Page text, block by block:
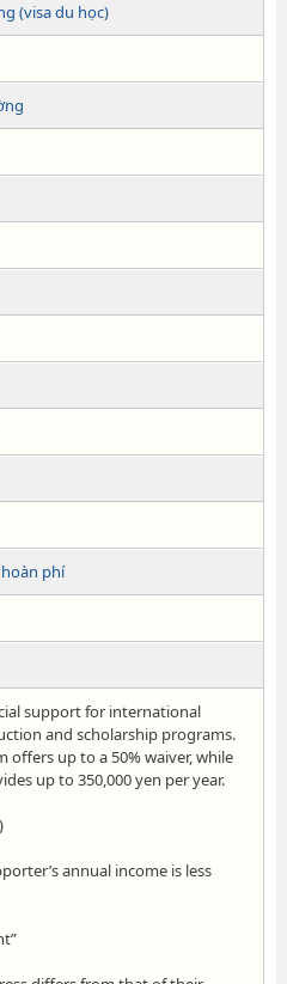
(visa du học)
phí
support for international
and scholarship programs.
up to a 50% waiver, while
up to 350,000 yen per year.
annual income is less